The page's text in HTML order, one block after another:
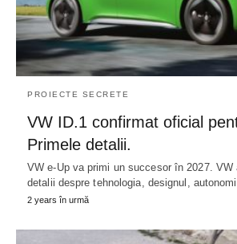
PROIECTE SECRETE
VW ID.1 confirmat oficial
Primele detalii.
VW e-Up va primi un succesor în 2027. VW
detalii despre tehnologia, designul,
2 years în urmă